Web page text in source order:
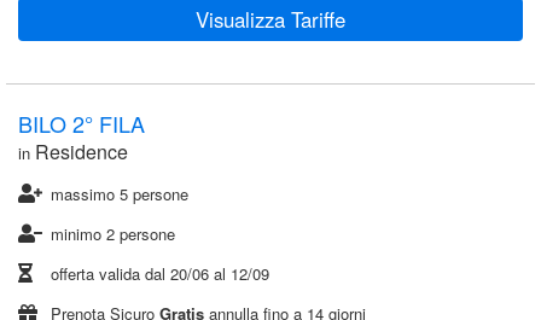
Visualizza Tariffe
BILO 2° FILA
in Residence
massimo 5 persone
minimo 2 persone
offerta valida dal 20/06 al 12/09
Prenota Sicuro Gratis annulla fino a 14 giorni